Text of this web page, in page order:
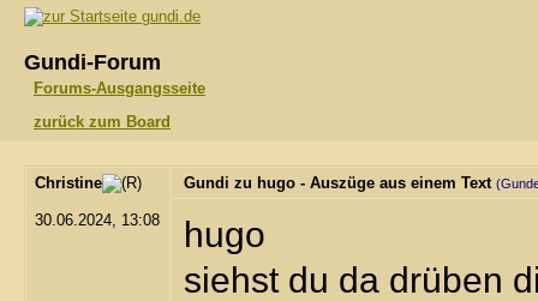
gundi.de
Gundi-Forum
Forums-Ausgangsseite
zurück zum Board
Christine
30.06.2024, 13:08
Gundi zu hugo - Auszüge aus einem Text
hugo
siehst du da drüben